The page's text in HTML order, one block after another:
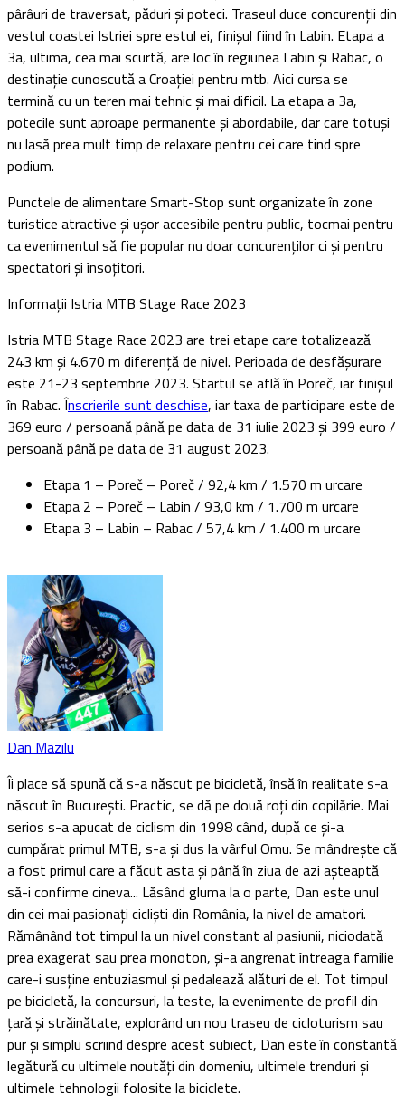
pârâuri de traversat, păduri și poteci. Traseul duce concurenții din
vestul coastei Istriei spre estul ei, finișul fiind în Labin. Etapa a
3a, ultima, cea mai scurtă, are loc în regiunea Labin și Rabac, o
destinație cunoscută a Croației pentru mtb. Aici cursa se
termină cu un teren mai tehnic și mai dificil. La etapa a 3a,
potecile sunt aproape permanente și abordabile, dar care totuși
nu lasă prea mult timp de relaxare pentru cei care tind spre
podium.
Punctele de alimentare Smart-Stop sunt organizate în zone
turistice atractive și ușor accesibile pentru public, tocmai pentru
ca evenimentul să fie popular nu doar concurenților ci și pentru
spectatori și însoțitori.
Informații Istria MTB Stage Race 2023
Istria MTB Stage Race 2023 are trei etape care totalizează
243 km și 4.670 m diferență de nivel. Perioada de desfășurare
este 21-23 septembrie 2023. Startul se află în Poreč, iar finișul
în Rabac. Înscrierile sunt deschise, iar taxa de participare este de
369 euro / persoană până pe data de 31 iulie 2023 și 399 euro /
persoană până pe data de 31 august 2023.
Etapa 1 – Poreč – Poreč / 92,4 km / 1.570 m urcare
Etapa 2 – Poreč – Labin / 93,0 km / 1.700 m urcare
Etapa 3 – Labin – Rabac / 57,4 km / 1.400 m urcare
Dan Mazilu
Îi place să spună că s-a născut pe bicicletă, însă în realitate s-a
născut în București. Practic, se dă pe două roți din copilărie. Mai
serios s-a apucat de ciclism din 1998 când, după ce și-a
cumpărat primul MTB, s-a și dus la vârful Omu. Se mândrește că
a fost primul care a făcut asta și până în ziua de azi așteaptă
să-i confirme cineva... Lăsând gluma la o parte, Dan este unul
din cei mai pasionați cicliști din România, la nivel de amatori.
Rămânând tot timpul la un nivel constant al pasiunii, niciodată
prea exagerat sau prea monoton, și-a angrenat întreaga familie
care-i susține entuziasmul și pedalează alături de el. Tot timpul
pe bicicletă, la concursuri, la teste, la evenimente de profil din
țară și străinătate, explorând un nou traseu de cicloturism sau
pur și simplu scriind despre acest subiect, Dan este în constantă
legătură cu ultimele noutăți din domeniu, ultimele trenduri și
ultimele tehnologii folosite la biciclete.